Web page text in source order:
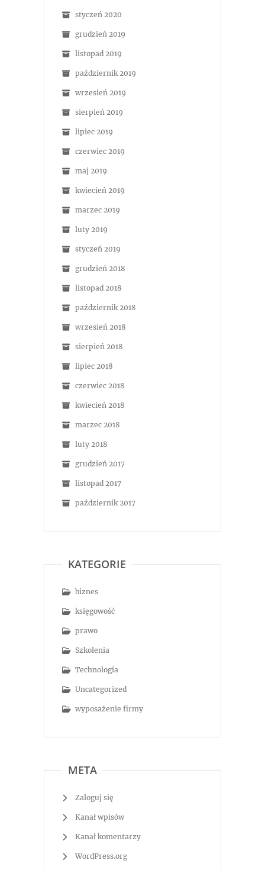
styczeń 2020
grudzień 2019
listopad 2019
październik 2019
wrzesień 2019
sierpień 2019
lipiec 2019
czerwiec 2019
maj 2019
kwiecień 2019
marzec 2019
luty 2019
styczeń 2019
grudzień 2018
listopad 2018
październik 2018
wrzesień 2018
sierpień 2018
lipiec 2018
czerwiec 2018
kwiecień 2018
marzec 2018
luty 2018
grudzień 2017
listopad 2017
październik 2017
KATEGORIE
biznes
księgowość
prawo
Szkolenia
Technologia
Uncategorized
wyposażenie firmy
META
Zaloguj się
Kanał wpisów
Kanał komentarzy
WordPress.org